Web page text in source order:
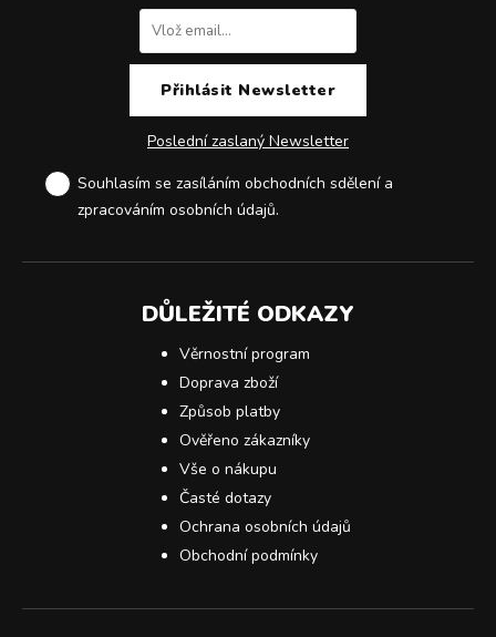
Poslední zaslaný Newsletter
Souhlasím se zasíláním obchodních sdělení a
zpracováním osobních údajů.
DŮLEŽITÉ ODKAZY
Věrnostní program
Doprava zboží
Způsob platby
Ověřeno zákazníky
Vše o nákupu
Časté dotazy
Ochrana osobních údajů
Obchodní podmínky